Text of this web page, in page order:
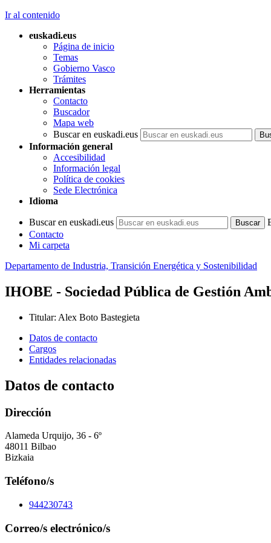
Ir al contenido
euskadi.eus
Página de inicio
Temas
Gobierno Vasco
Trámites
Herramientas
Contacto
Buscador
Mapa web
Buscar en euskadi.eus
Información general
Accesibilidad
Información legal
Política de cookies
Sede Electrónica
Idioma
Buscar en euskadi.eus
Contacto
Mi carpeta
Departamento de Industria, Transición Energética y Sostenibilidad
IHOBE - Sociedad Pública de Gestión
Titular: Alex Boto Bastegieta
Datos de contacto
Cargos
Entidades relacionadas
Datos de contacto
Dirección
Alameda Urquijo, 36 - 6º
48011 Bilbao
Bizkaia
Teléfono/s
944230743
Correo/s electrónico/s